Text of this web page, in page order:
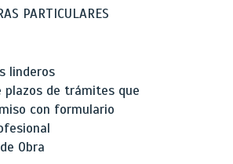
PARTICULARES
linderos
plazos de trámites que
con formulario
Obra